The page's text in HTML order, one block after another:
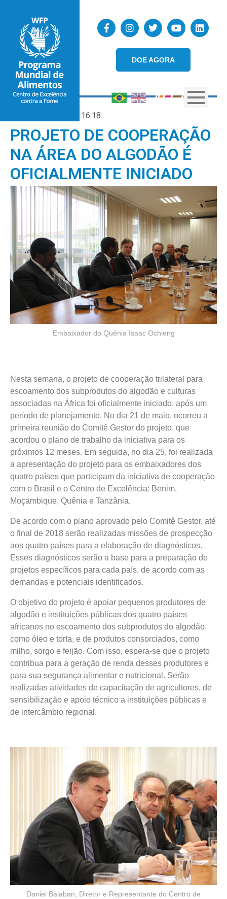
DOE AGORA
16:18
PROJETO DE COOPERAÇÃO
NA ÁREA DO ALGODÃO É
OFICIALMENTE INICIADO
Embaixador do Quênia Isaac Ochieng
Nesta semana, o projeto de cooperação trilateral para
escoamento dos subprodutos do algodão e culturas
associadas na África foi oficialmente iniciado, após um
período de planejamento. No dia 21 de maio, ocorreu a
primeira reunião do Comitê Gestor do projeto, que
acordou o plano de trabalho da iniciativa para os
próximos 12 meses. Em seguida, no dia 25, foi realizada
a apresentação do projeto para os embaixadores dos
quatro países que participam da iniciativa de cooperação
com o Brasil e o Centro de Excelência: Benim,
Moçambique, Quênia e Tanzânia.
De acordo com o plano aprovado pelo Comitê Gestor, até
o final de 2018 serão realizadas missões de prospecção
aos quatro países para a elaboração de diagnósticos.
Esses diagnósticos serão a base para a preparação de
projetos específicos para cada país, de acordo com as
demandas e potenciais identificados.
O objetivo do projeto é apoiar pequenos produtores de
algodão e instituições públicas dos quatro países
africanos no escoamento dos subprodutos do algodão,
como óleo e torta, e de produtos consorciados, como
milho, sorgo e feijão. Com isso, espera-se que o projeto
contribua para a geração de renda desses produtores e
para sua segurança alimentar e nutricional. Serão
realizadas atividades de capacitação de agricultores, de
sensibilização e apoio técnico a instituições públicas e
de intercâmbio regional.
Daniel Balaban, Diretor e Representante do Centro de